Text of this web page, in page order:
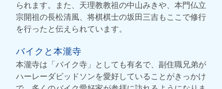
られます。また、天理教教祖の中山みきや、本門仏立
宗開祖の長松清風、将棋棋士の坂田三吉もここで修行
を行ったと伝えられています。
バイクと本瀧寺
本瀧寺は「バイク寺」としても有名で、副住職兄弟が
ハーレーダビッドソンを愛好していることがきっかけ